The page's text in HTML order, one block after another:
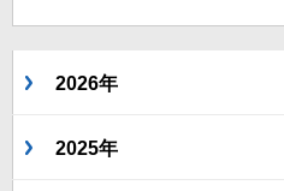
2026年
2025年